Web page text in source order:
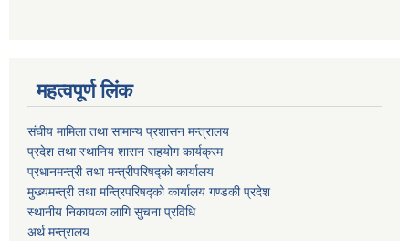
महत्वपूर्ण लिंक
संघीय मामिला तथा सामान्य प्रशासन मन्त्रालय
प्रदेश तथा स्थानिय शासन सहयोग कार्यक्रम
प्रधानमन्त्री तथा मन्त्रीपरिषद्को कार्यालय
मुख्यमन्त्री तथा मन्त्रिपरिषद्को कार्यालय गण्डकी प्रदेश
स्थानीय निकायका लागि सुचना प्रविधि
अर्थ मन्त्रालय